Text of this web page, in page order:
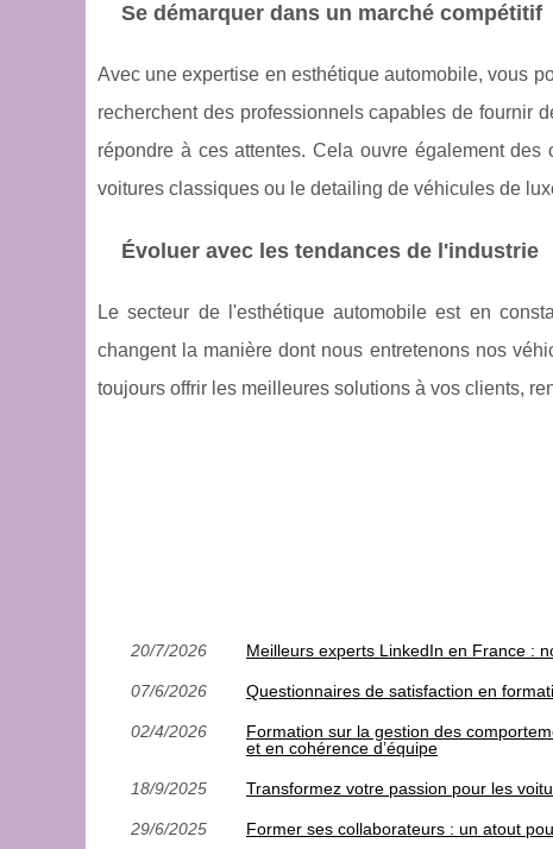
Se démarquer dans un marché compétitif
Avec une expertise en esthétique automobile, vous
recherchent des professionnels capables de fournir
répondre à ces attentes. Cela ouvre également
voitures classiques ou le detailing de véhicules de
Évoluer avec les tendances de l'industrie
Le secteur de l'esthétique automobile est en
changent la manière dont nous entretenons nos
toujours offrir les meilleures solutions à vos clients,
20/7/2026 Meilleurs experts LinkedIn en France :
07/6/2026 Questionnaires de satisfaction en
02/4/2026
Formation sur la gestion des
et en cohérence d’équipe
18/9/2025 Transformez votre passion pour les
29/6/2025 Former ses collaborateurs : un atout